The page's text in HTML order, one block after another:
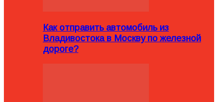
Как отправить автомобиль из
Владивостока в Москву по железной
дороге?